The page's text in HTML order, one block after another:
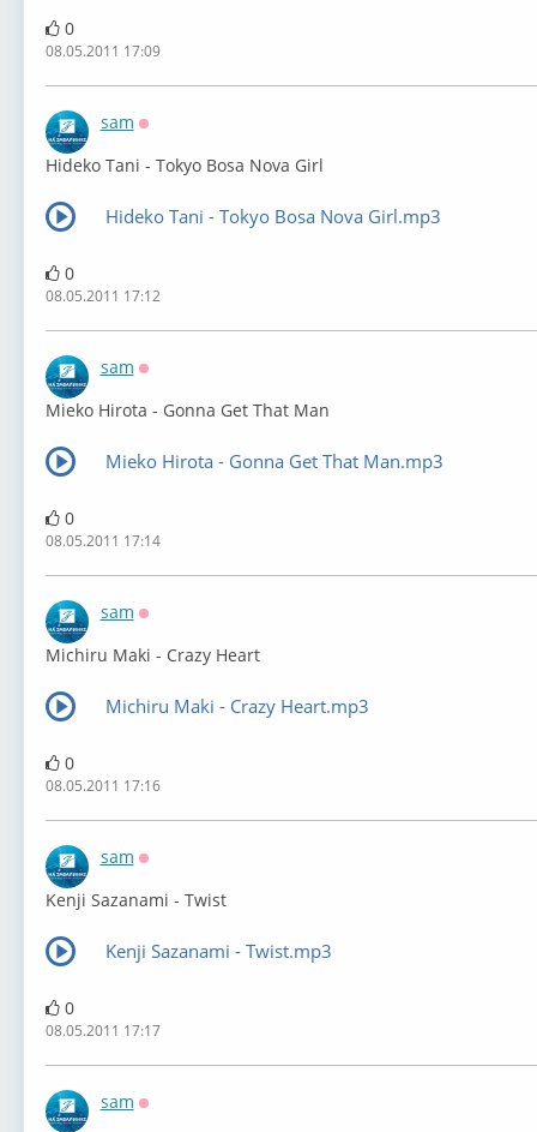
0
08.05.2011 17:09
sam
Hideko Tani - Tokyo Bosa Nova Girl
Hideko Tani - Tokyo Bosa Nova Girl.mp3
0
08.05.2011 17:12
sam
Mieko Hirota - Gonna Get That Man
Mieko Hirota - Gonna Get That Man.mp3
0
08.05.2011 17:14
sam
Michiru Maki - Crazy Heart
Michiru Maki - Crazy Heart.mp3
0
08.05.2011 17:16
sam
Kenji Sazanami - Twist
Kenji Sazanami - Twist.mp3
0
08.05.2011 17:17
sam